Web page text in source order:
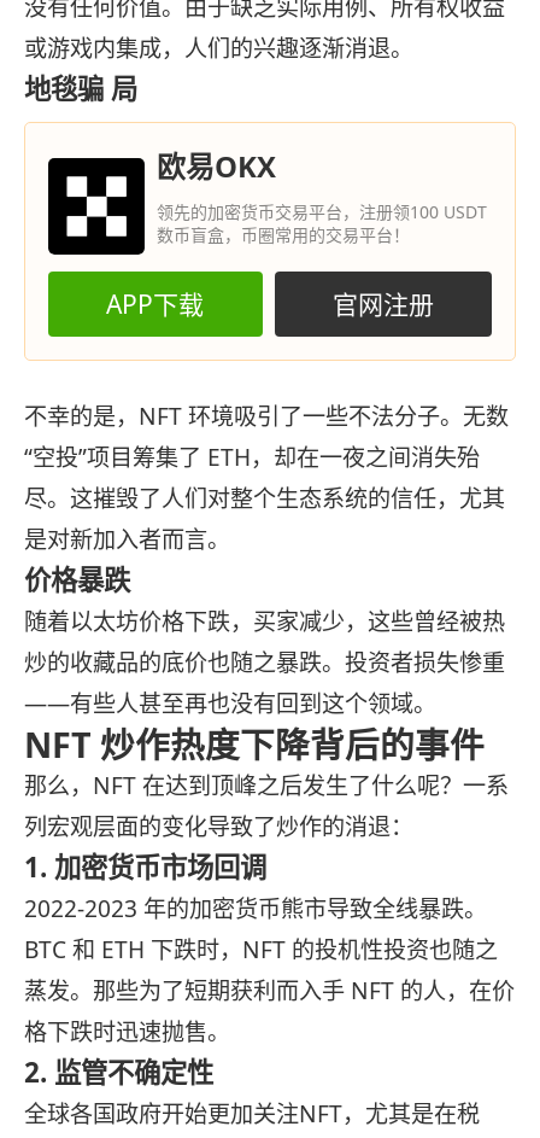
没有任何价值。由于缺乏实际用例、所有权收益
或游戏内集成，人们的兴趣逐渐消退。
地毯骗 局
欧易OKX
领先的加密货币交易平台，注册领100 USDT
数币盲盒，币圈常用的交易平台！
APP下载 官网注册
不幸的是，NFT 环境吸引了一些不法分子。无数
“空投”项目筹集了 ETH，却在一夜之间消失殆
尽。这摧毁了人们对整个生态系统的信任，尤其
是对新加入者而言。
价格暴跌
随着以太坊价格下跌，买家减少，这些曾经被热
炒的收藏品的底价也随之暴跌。投资者损失惨重
——有些人甚至再也没有回到这个领域。
NFT 炒作热度下降背后的事件
那么，NFT 在达到顶峰之后发生了什么呢？一系
列宏观层面的变化导致了炒作的消退：
1. 加密货币市场回调
2022-2023 年的加密货币熊市导致全线暴跌。
BTC 和 ETH 下跌时，NFT 的投机性投资也随之
蒸发。那些为了短期获利而入手 NFT 的人，在价
格下跌时迅速抛售。
2. 监管不确定性
全球各国政府开始更加关注NFT，尤其是在税